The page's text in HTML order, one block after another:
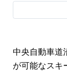
中央自動車道
が可能なスキ